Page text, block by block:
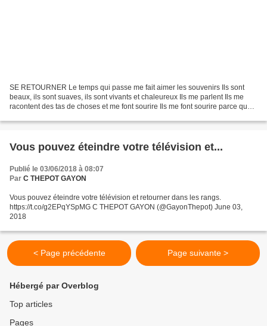
SE RETOURNER Le temps qui passe me fait aimer les souvenirs Ils sont
beaux, ils sont suaves, ils sont vivants et chaleureux Ils me parlent Ils me
racontent des tas de choses et me font sourire Ils me font sourire parce que
Vous pouvez éteindre votre télévision et...
Publié le 03/06/2018 à 08:07
Par C THEPOT GAYON
Vous pouvez éteindre votre télévision et retourner dans les rangs.
https://t.co/g2EPqYSpMG C THEPOT GAYON (@GayonThepot) June 03,
2018
< Page précédente Page suivante >
Hébergé par Overblog
Top articles
Pages